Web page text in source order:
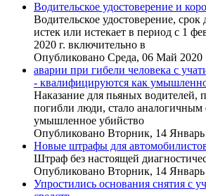
Водительское удостоверение и
Водительское удостоверение, срок
истек или истекает в период с 1
2020 г. включительно в
Опубликовано Среда, 06 Май 2020
аварии при гибели человека с
- квалифицируются как
Наказание для пьяных водителей,
погибли люди, стало аналогичным
умышленное убийство
Опубликовано Вторник, 14 Январь
Новые штрафы для
Штраф без настоящей
Опубликовано Вторник, 14 Январь
Упростились основания снятия с